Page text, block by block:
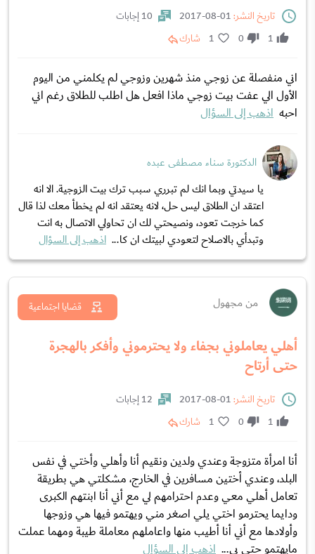
تاريخ النشر:
10 إجابات
1
0
1 شارك
اني منفصلة عن زوجي منذ شهرين وزوجي لم يكلمني من اليوم
الأول الي عفت بيت زوجي ماذا افعل هل اطلب للطلاق رغم اني
احبه اذهب إلى السؤال
الدكتورة سناء مصطفى عبده
يا سيدتي وبما انك لم تبرري سبب ترك بيت الزوجية. الا انه
اعتقد ان الطلاق ليس حل، لانه يعتقد انه لم يخطأ معك لذا قال
كما خرجت تعود، ونصيحتي لك ان تحاولي الاتصال به انت
وتبدأي بالاصلاح لتعودي لبيتك ان كا... اذهب إلى السؤال
من مجهول
أهلي يعاملوني بجفاء ولا يحترموني وأفكر بالهجرة
حتى أرتاح
قضايا اجتماعية
تاريخ النشر:
12 إجابات
1
0
1 شارك
أنا امرأة متزوجة وعندي ولدين ونقيم أنا وأهلي وأختي في نفس
البلد، وعندي أختين مسافرين في الخارج، مشكلتي هي بطريقة
تعامل أهلي معي وعدم احترامهم لي مع أني أنا ابنتهم الكبرى
ودايما يحترمو اختي يلي اصغر مني ويهتمو فيها هي وزوجها
وأولادها مع أني أنا أطيب منها واعاملهم معاملة طيبة ومهما عملت
مايهتمو حتى بي... اذهب إلى السؤال